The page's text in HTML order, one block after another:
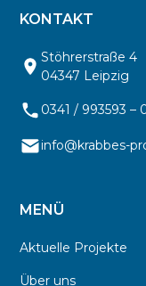
KONTAKT
Stöhrerstraße 4
04347 Leipzig
0341 / 993593 –
info@krabbes-
MENÜ
Aktuelle Projekte
Über uns